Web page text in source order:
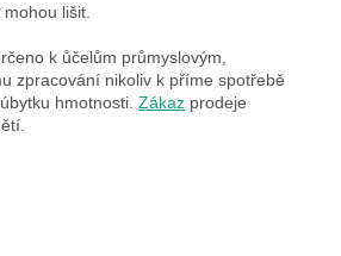
lišit.
k ůčelům průmyslovým,
zpracování nikoliv k příme spotřebě
hmotnosti. Zákaz prodeje